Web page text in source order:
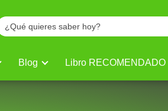
Blog Libro RECOMENDADO